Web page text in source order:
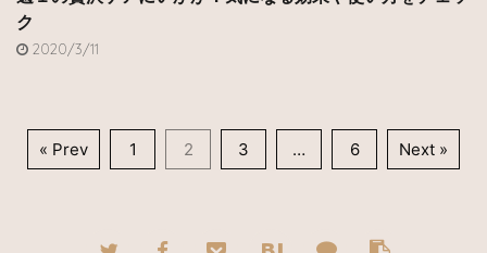
ク
2020/3/11
« Prev 1 2 3 … 6 Next »